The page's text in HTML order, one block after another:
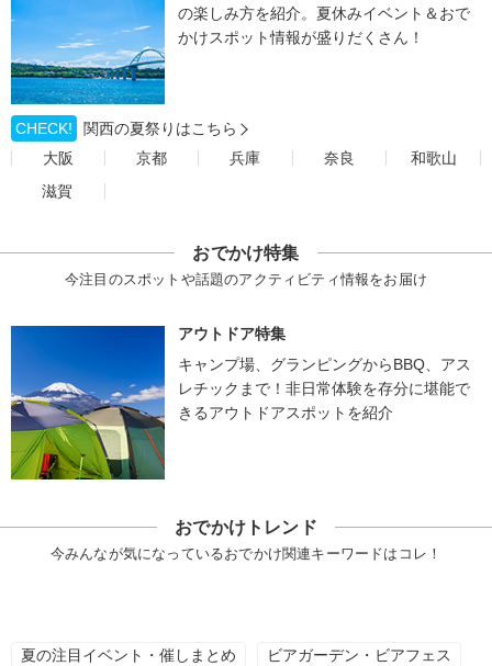
の楽しみ方を紹介。夏休みイベント＆おで
かけスポット情報が盛りだくさん！
CHECK!
関西の夏祭りはこちら
大阪
京都 兵庫 奈良
和歌山
滋賀
おでかけ特集
今注目のスポットや話題のアクティビティ情報をお届け
アウトドア特集
キャンプ場、グランピングからBBQ、アス
レチックまで！非日常体験を存分に堪能で
きるアウトドアスポットを紹介
おでかけトレンド
今みんなが気になっているおでかけ関連キーワードはコレ！
夏の注目イベント・催しまとめ ビアガーデン・ビアフェス